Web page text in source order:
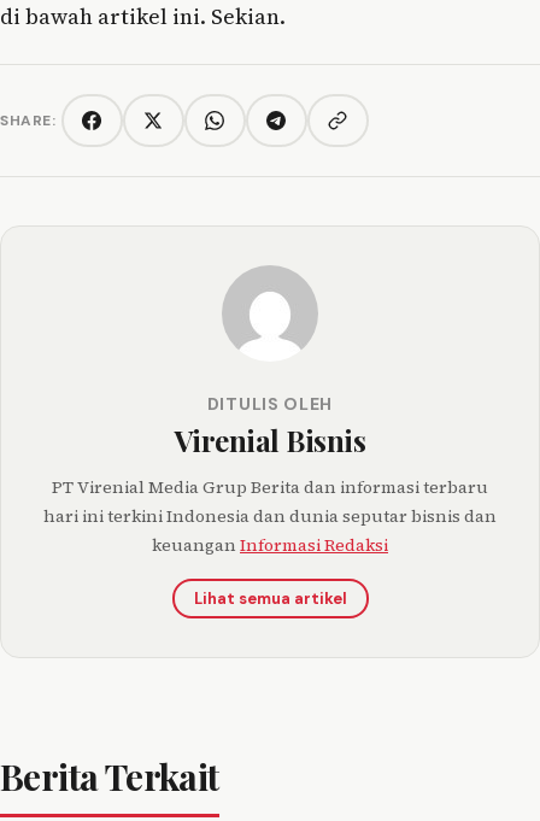
di bawah artikel ini. Sekian.
SHARE: FacebookTwitter/XWhatsAppTelegramCopy link
DITULIS OLEH
Virenial Bisnis
PT Virenial Media Grup Berita dan informasi terbaru
hari ini terkini Indonesia dan dunia seputar bisnis dan
keuangan Informasi Redaksi
Lihat semua artikel
Berita Terkait